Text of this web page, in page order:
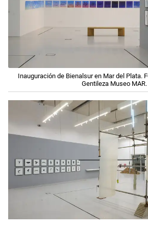
Inauguración de Bienalsur en Mar del Plata.
Gentileza Museo MAR.